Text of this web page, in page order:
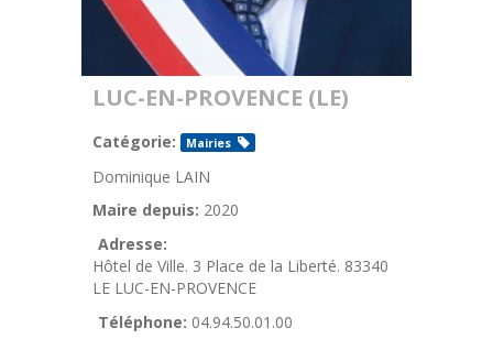
LUC-EN-PROVENCE (LE)
Catégorie: Mairies
Dominique LAIN
Maire depuis: 2020
Adresse:
Hôtel de Ville. 3 Place de la Liberté. 83340
LE LUC-EN-PROVENCE
Téléphone: 04.94.50.01.00